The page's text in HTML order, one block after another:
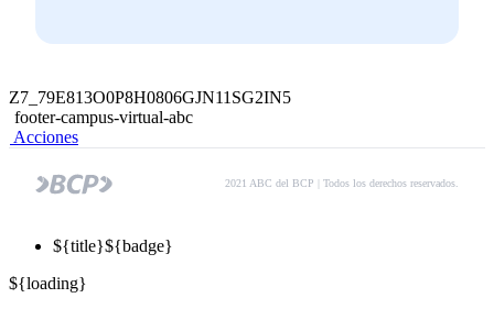
Z7_79E813O0P8H0806GJN11SG2IN5
footer-campus-virtual-abc
Acciones
2021 ABC del BCP | Todos los derechos reservados.
${title}${badge}
${loading}